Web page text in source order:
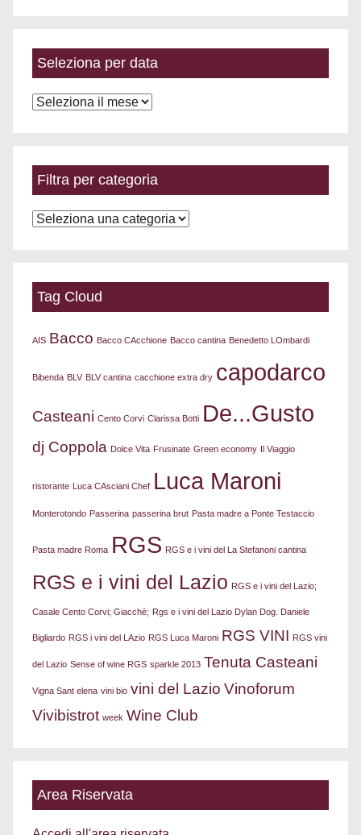
Seleziona per data
Seleziona
Filtra per categoria
Filtra
Tag Cloud
AIS Bacco Bacco CAcchione Bacco cantina Benedetto LOmbardi
Bibenda BLV BLV cantina cacchione extra dry capodarco
Casteani Cento Corvi Clarissa Botti De...Gusto
dj Coppola Dolce Vita Frusinate Green economy Il Viaggio
ristorante Luca CAsciani Chef Luca Maroni
Monterotondo Passerina passerina brut Pasta madre a Ponte Testaccio
Pasta madre Roma RGS RGS e i vini del La Stefanoni cantina
RGS e i vini del Lazio RGS e i vini del Lazio;
Casale Cento Corvi; Giacchè; Rgs e i vini del Lazio Dylan Dog. Daniele
Bigliardo RGS i vini del LAzio RGS Luca Maroni RGS VINI RGS vini
del Lazio Sense of wine RGS sparkle 2013 Tenuta Casteani
Vigna Sant elena vini bio vini del Lazio Vinoforum
Vivibistrot week Wine Club
Area Riservata